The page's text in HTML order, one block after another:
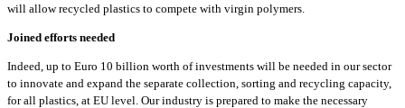
will allow recycled plastics to compete with virgin polymers.
Joined efforts needed
Indeed, up to Euro 10 billion worth of investments will be needed in our sector
to innovate and expand the separate collection, sorting and recycling capacity,
for all plastics, at EU level. Our industry is prepared to make the necessary